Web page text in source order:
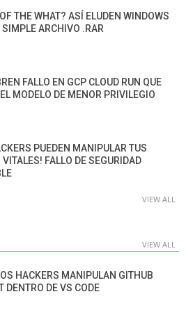
THE WHAT? ASÍ ELUDEN WINDOWS
SIMPLE ARCHIVO .RAR
FALLO EN GCP CLOUD RUN QUE
MODELO DE MENOR PRIVILEGIO
PUEDEN MANIPULAR TUS
FALLO DE SEGURIDAD
VIEW ALL
VIEW ALL
HACKERS MANIPULAN GITHUB
DENTRO DE VS CODE